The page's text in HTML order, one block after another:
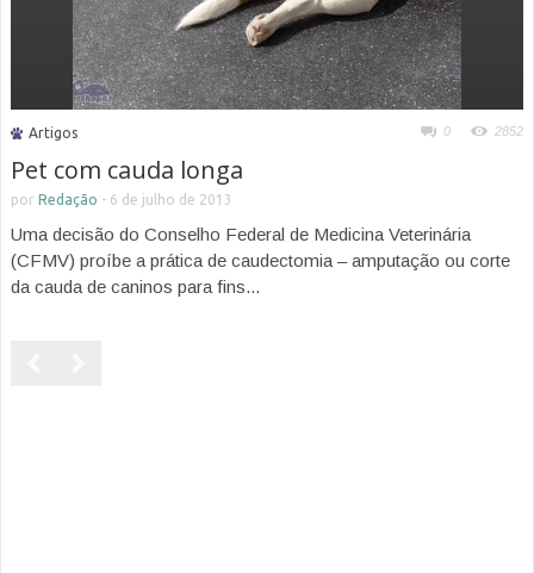
Artigos 0 2852
Pet com cauda longa
por Redação - 6 de julho de 2013
Uma decisão do Conselho Federal de Medicina Veterinária
(CFMV) proíbe a prática de caudectomia – amputação ou corte
da cauda de caninos para fins...